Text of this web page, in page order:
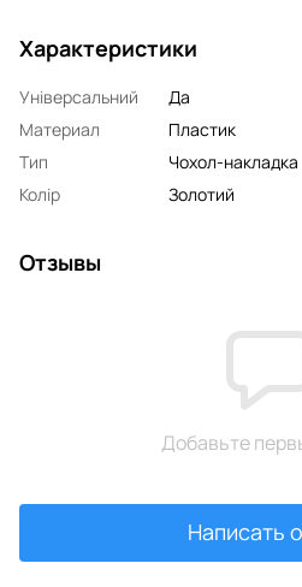
Характеристики
Універсальний
Да
Материал
Пластик
Тип
Чохол-накладка
Колір
Золотий
Отзывы
Добавьте
Написать